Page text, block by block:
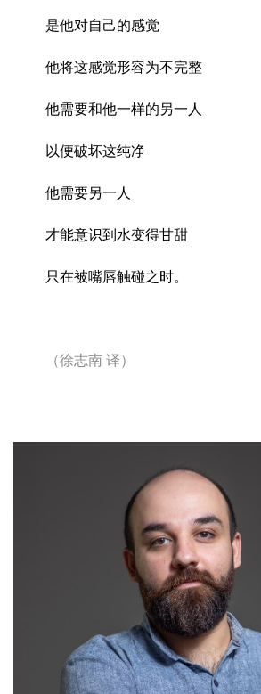
是他对自己的感觉
他将这感觉形容为不完整
他需要和他一样的另一人
以便破坏这纯净
他需要另一人
才能意识到水变得甘甜
只在被嘴唇触碰之时。
（徐志南 译）